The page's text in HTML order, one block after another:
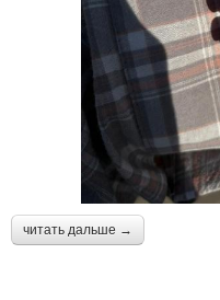
читать дальше →